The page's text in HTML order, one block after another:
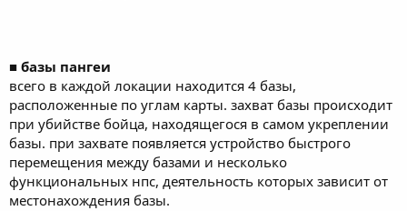
■ базы пангеи
всего в каждой локации находится 4 базы,
расположенные по углам карты. захват базы происходит
при убийстве бойца, находящегося в самом укреплении
базы. при захвате появляется устройство быстрого
перемещения между базами и несколько
функциональных нпс, деятельность которых зависит от
местонахождения базы.